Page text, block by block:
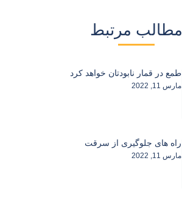
مطالب مرتبط
طمع در قمار نابودتان خواهد کرد
مارس 11, 2022
راه های جلوگیری از سرقت
مارس 11, 2022